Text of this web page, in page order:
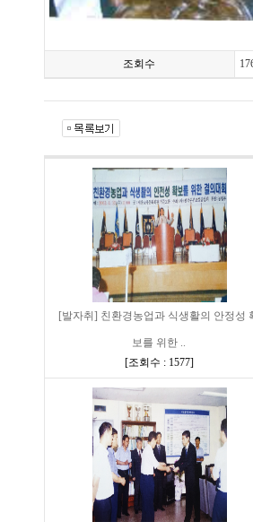
조회수
[발자취] 친환경농업과 식생활의 안정성
보를 위한 ..
[조회수 : 1577]